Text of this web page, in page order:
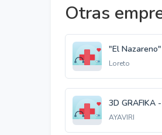
Otras
"El
Loreto
3D GRAFIKA
AYAVIRI